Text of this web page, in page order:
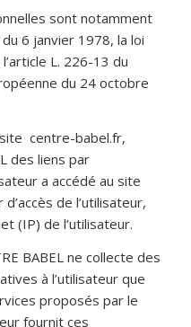
sont notamment
6 janvier 1978, la loi
L. 226-13 du
du 24 octobre
site centre-babel.fr,
des liens par
a accédé au site
de l’utilisateur,
(IP) de l’utilisateur.
BABEL ne collecte des
à l’utilisateur que
proposés par le
fournit ces